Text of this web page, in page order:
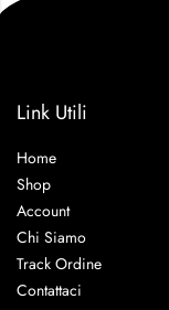
Link Utili
Home
Shop
Account
Chi Siamo
Track Ordine
Contattaci